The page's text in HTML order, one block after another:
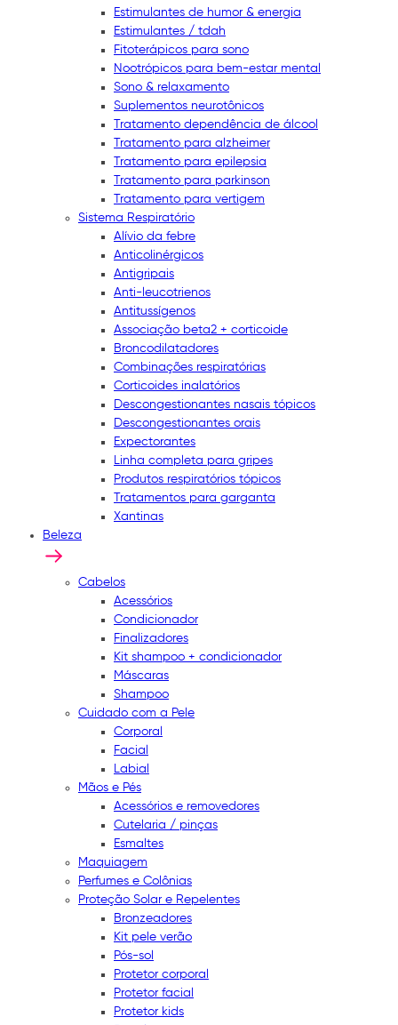
Estimulantes de humor & energia
Estimulantes / tdah
Fitoterápicos para sono
Nootrópicos para bem-estar mental
Sono & relaxamento
Suplementos neurotônicos
Tratamento dependência de álcool
Tratamento para alzheimer
Tratamento para epilepsia
Tratamento para parkinson
Tratamento para vertigem
Sistema Respiratório
Alívio da febre
Anticolinérgicos
Antigripais
Anti-leucotrienos
Antitussígenos
Associação beta2 + corticoide
Broncodilatadores
Combinações respiratórias
Corticoides inalatórios
Descongestionantes nasais tópicos
Descongestionantes orais
Expectorantes
Linha completa para gripes
Produtos respiratórios tópicos
Tratamentos para garganta
Xantinas
Beleza
Cabelos
Acessórios
Condicionador
Finalizadores
Kit shampoo + condicionador
Máscaras
Shampoo
Cuidado com a Pele
Corporal
Facial
Labial
Mãos e Pés
Acessórios e removedores
Cutelaria / pinças
Esmaltes
Maquiagem
Perfumes e Colônias
Proteção Solar e Repelentes
Bronzeadores
Kit pele verão
Pós-sol
Protetor corporal
Protetor facial
Protetor kids